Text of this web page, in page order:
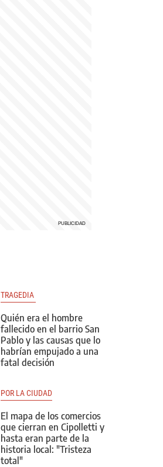
TRAGEDIA
Quién era el hombre
fallecido en el barrio San
Pablo y las causas que lo
habrían empujado a una
fatal decisión
POR LA CIUDAD
El mapa de los comercios
que cierran en Cipolletti y
hasta eran parte de la
historia local: "Tristeza
total"